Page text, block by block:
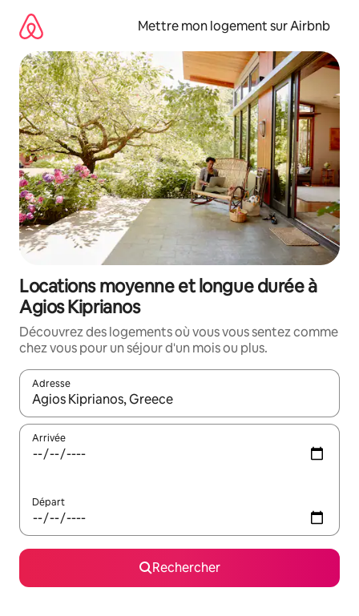
directement
contenu
Mettre mon logement sur Airbnb
Locations moyenne et longue durée à
Agios Kiprianos
Découvrez des logements où vous vous sentez comme
chez vous pour un séjour d'un mois ou plus.
Adresse
Lorsque les résultats s'affichent, utilisez les flèches vers le
Arrivée
Départ
Rechercher